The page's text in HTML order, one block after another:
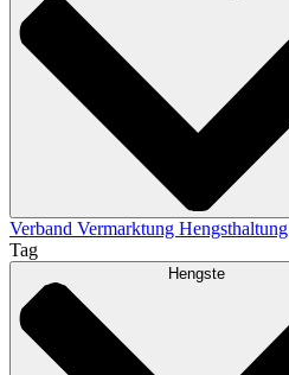
Verband Vermarktung Hengsthaltung
Tag
Hengste